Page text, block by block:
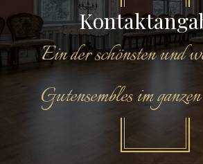
Ein der schönsten und
Gutensembles im